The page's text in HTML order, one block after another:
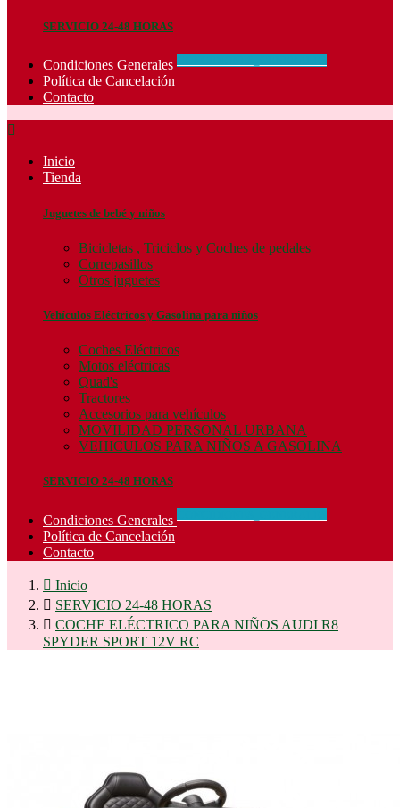
SERVICIO 24-48 HORAS
Condiciones Generales
Política de Cancelación
Contacto

Inicio
Tienda
Juguetes de bebé y niños
Bicicletas , Triciclos y Coches de pedales
Correpasillos
Otros juguetes
Vehículos Eléctricos y Gasolina para niños
Coches Eléctricos
Motos eléctricas
Quad's
Tractores
Accesorios para vehículos
MOVILIDAD PERSONAL URBANA
VEHICULOS PARA NIÑOS A GASOLINA
SERVICIO 24-48 HORAS
Condiciones Generales
Política de Cancelación
Contacto
 Inicio
 SERVICIO 24-48 HORAS
 COCHE ELÉCTRICO PARA NIÑOS AUDI R8
SPYDER SPORT 12V RC